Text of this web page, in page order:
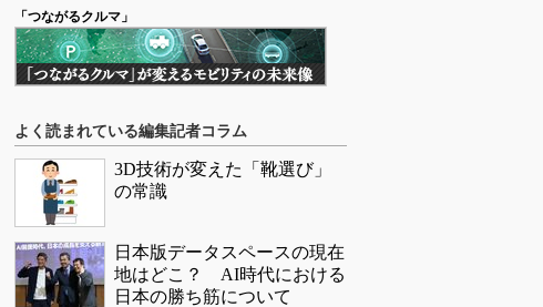
「つながるクルマ」
よく読まれている編集記者コラム
3D技術が変えた「靴選び」
の常識
日本版データスペースの現在
地はどこ？ AI時代における
日本の勝ち筋について